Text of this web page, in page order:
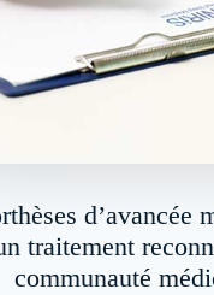
d’avancée
traitement
communauté